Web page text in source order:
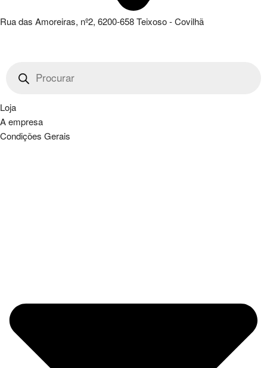
Rua das Amoreiras, nº2, 6200-658 Teixoso - Covilhã
search
Loja
A empresa
Condições Gerais